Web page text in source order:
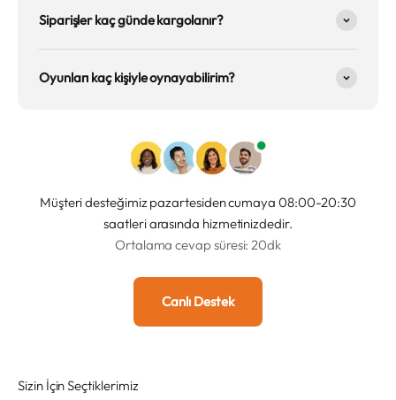
Siparişler kaç günde kargolanır?
Oyunları kaç kişiyle oynayabilirim?
Müşteri desteğimiz pazartesiden cumaya 08:00-20:30
saatleri arasında hizmetinizdedir.
Ortalama cevap süresi: 20dk
Canlı Destek